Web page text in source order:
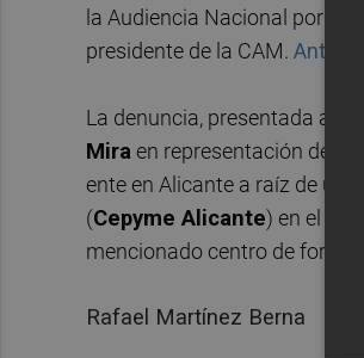
la Audiencia Nacional por
presidente de la CAM.
La denuncia, presentada a
Mira en representación del
ente en Alicante a raíz de un
(Cepyme Alicante) en el
mencionado centro de
Rafael Martínez Berna